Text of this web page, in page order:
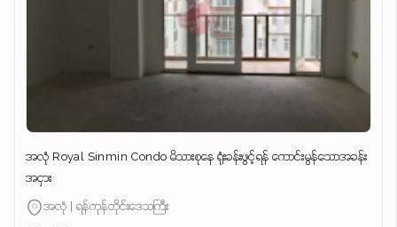
အလုံ Royal Sinmin Condo မိသားစုနေ ရုံးခန်းဖွင့်ရန် ကောင်းမွန်သောအခန်း
အငှား
အလုံ | ရန်ကုန်တိုင်းဒေသကြီး